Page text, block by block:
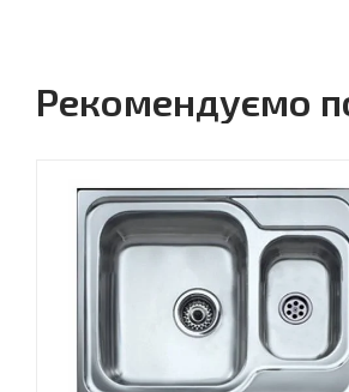
Рекомендуємо